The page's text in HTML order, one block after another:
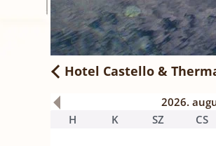
Hotel Castello &
2026.
H
K SZ CS